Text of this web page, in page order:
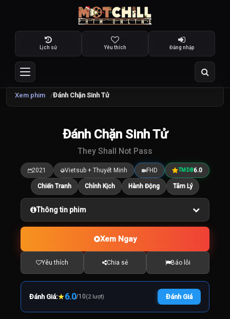
Lịch sử Yêu thích Đăng nhập
Xem phim Đánh Chặn Sinh Tử
6.0
Đánh Chặn Sinh Tử
They Shall Not Pass
2021 Vietsub + Thuyết Minh FHD TMDB6.0
Chiến Tranh Chính Kịch Hành Động Tâm Lý
Thông tin phim
Xem Ngay
Yêu thích Chia sẻ Báo lỗi
Đánh Giá:★6.0/10(2 lượt) Đánh Giá